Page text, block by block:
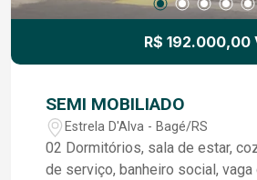
R$ 192.000,00
SEMI MOBILIADO
Estrela D'Alva - Bagé/RS
02 Dormitórios, sala de estar,
de serviço, banheiro social, vaga